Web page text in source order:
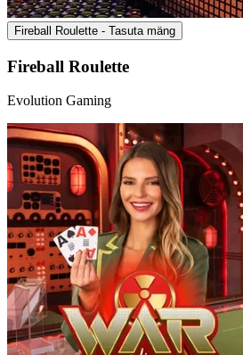
Fireball Roulette - Tasuta mäng
Fireball Roulette
Evolution Gaming